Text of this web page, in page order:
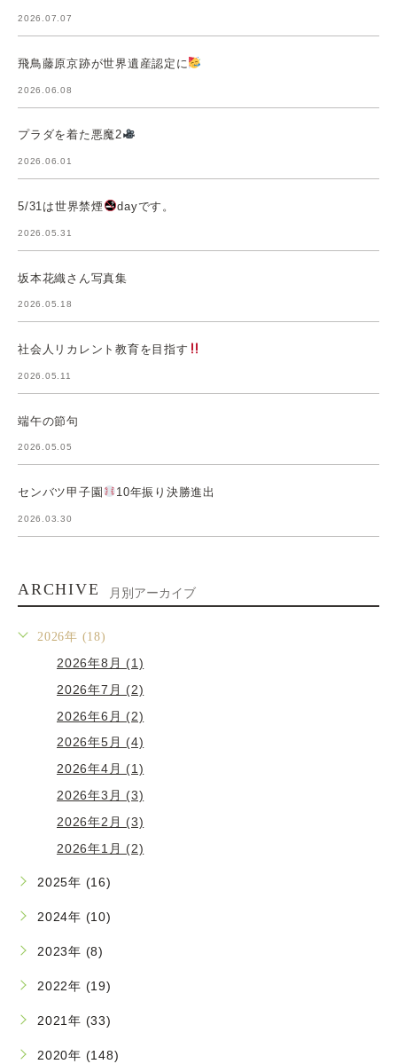
2026.07.07
飛鳥藤原京跡が世界遺産認定に
2026.06.08
プラダを着た悪魔2
2026.06.01
5/31は世界禁煙 dayです。
2026.05.31
坂本花織さん写真集
2026.05.18
社会人リカレント教育を目指す
2026.05.11
端午の節句
2026.05.05
センバツ甲子園 10年振り決勝進出
2026.03.30
ARCHIVE 月別アーカイブ
2026年 (18)
2026年8月 (1)
2026年7月 (2)
2026年6月 (2)
2026年5月 (4)
2026年4月 (1)
2026年3月 (3)
2026年2月 (3)
2026年1月 (2)
2025年 (16)
2024年 (10)
2023年 (8)
2022年 (19)
2021年 (33)
2020年 (148)